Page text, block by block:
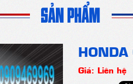
SẢN PHẨM
Giá: Liên hệ